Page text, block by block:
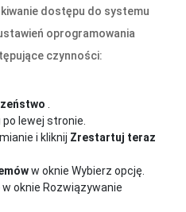
dostępu do systemu
oprogramowania
czynności:
.
po lewej stronie.
i kliknij Zrestartuj teraz
w oknie Wybierz opcję.
w oknie Rozwiązywanie